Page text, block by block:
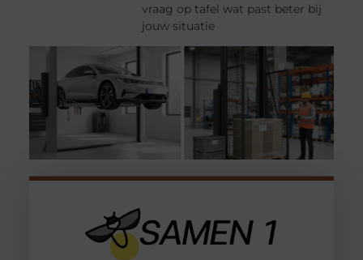
vraag op tafel wat past beter bij
jouw situatie